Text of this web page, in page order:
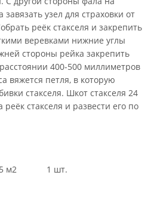
узел для страховки от
реёк стакселя и закрепить
веревками нижние углы
стороны рейка закрепить
400-500 миллиметров
вяжется петля, в которую
стакселя. Шкот стакселя 24
стакселя и развести его по
м2 1 шт.